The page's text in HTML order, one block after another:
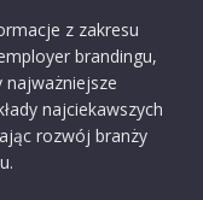
z zakresu
brandingu,
najważniejsze
najciekawszych
rozwój branży